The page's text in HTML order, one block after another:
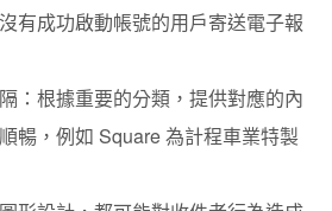
有成功啟動帳號的用戶寄送電子報
：根據重要的分類，提供對應的內
暢，例如 Square 為計程車業特製